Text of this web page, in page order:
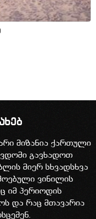
მიზანია ქართული
გავხადოთ
მიერ სხვადსხვა
ვინილის
იმ პერიოდის
და რაც მთავარია